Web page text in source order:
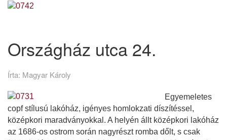
Országház utca 24.
Írta: Magyar Károly
Egyemeletes
copf stílusú lakóház, igényes homlokzati díszítéssel,
középkori maradványokkal. A helyén állt középkori lakóház
az 1686-os ostrom során nagyrészt romba dőlt, s csak